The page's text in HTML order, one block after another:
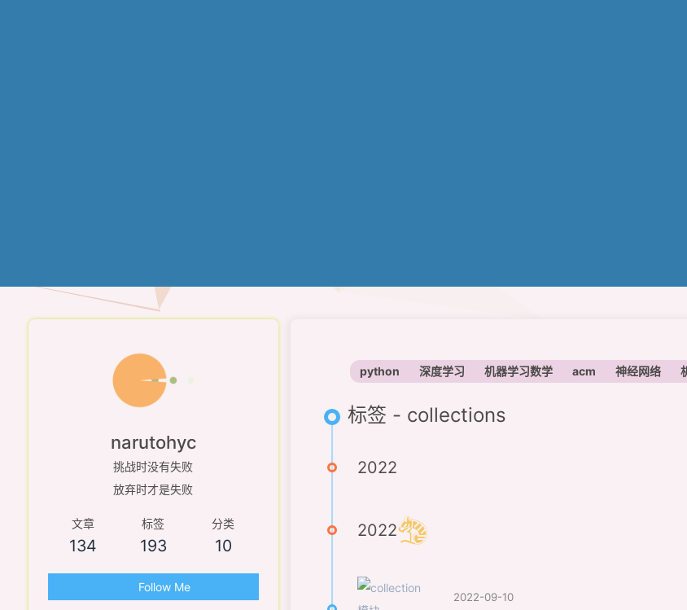
python 深度学习 机器学习数学 acm 神经网络
标签 - collections
2022
2022
2022-09-10
narutohyc
挑战时没有失败
放弃时才是失败
文章
134
标签
193
分类
10
Follow Me